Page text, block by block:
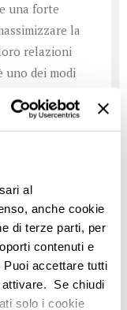
al
anche cookie
di terze parti, per
contenuti e
Puoi accettare tutti
Se chiudi
solo i cookie
una forte
la
relazioni
uno dei modi
come le
sappiamo
in HTML e
e
livello si